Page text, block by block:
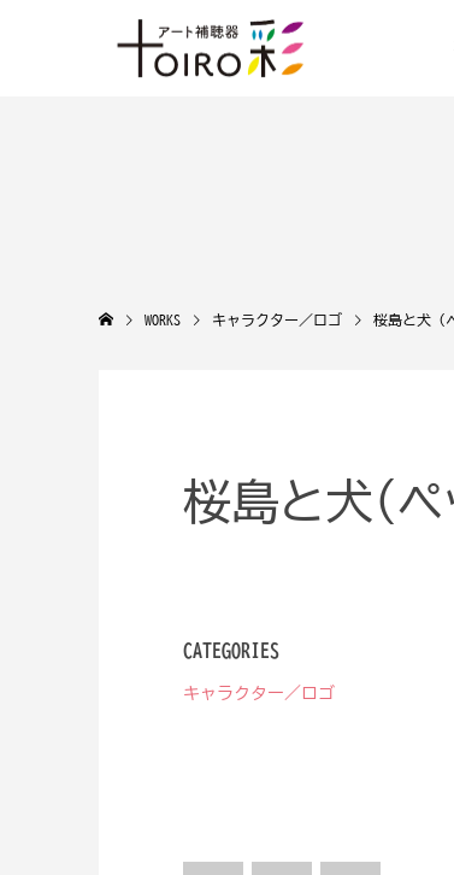
WORKS キャラクター／ロゴ 桜島と犬（
桜島と犬（ペ
CATEGORIES
キャラクター／ロゴ